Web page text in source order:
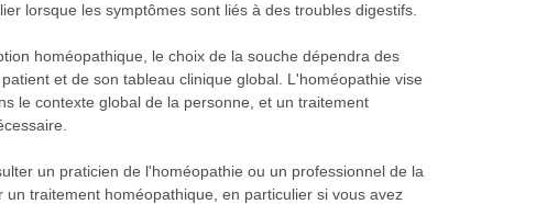
lorsque les symptômes sont liés à des troubles digestifs.
homéopathique, le choix de la souche dépendra des
et de son tableau clinique global. L'homéopathie vise
le contexte global de la personne, et un traitement
un praticien de l'homéopathie ou un professionnel de la
un traitement homéopathique, en particulier si vous avez